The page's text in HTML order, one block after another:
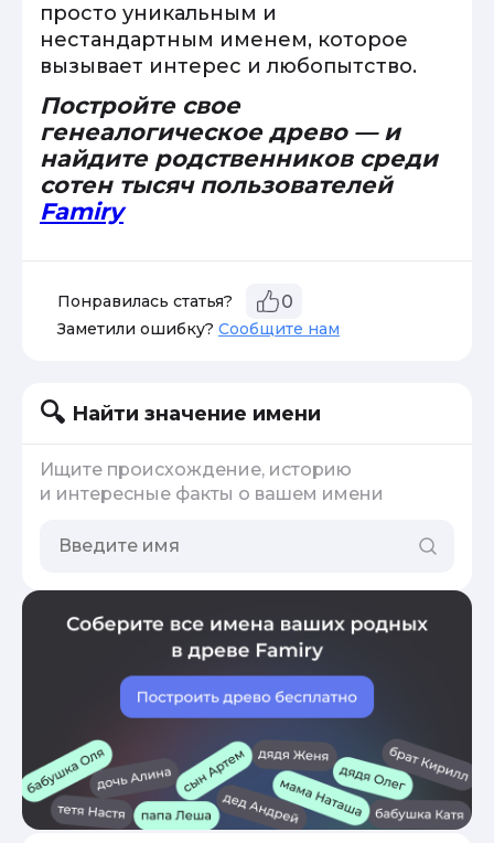
просто уникальным и
нестандартным именем, которое
вызывает интерес и любопытство.
Постройте свое
генеалогическое древо — и
найдите родственников среди
сотен тысяч пользователей
Famiry
Понравилась статья? 0
Заметили ошибку? Сообщите нам
Найти значение имени
Ищите происхождение, историю
и интересные факты о вашем имени